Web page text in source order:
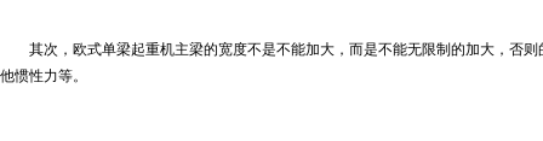
其次，欧式单梁起重机主梁的宽度不是不能加大，而是不能无限制的加大，否
他惯性力等。